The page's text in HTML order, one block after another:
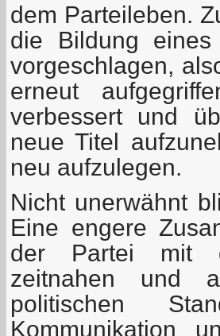
dem Parteileben.
die Bildung eines
vorgeschlagen,
erneut
verbessert und
neue Titel
neu aufzulegen.
Nicht unerwähnt
Eine engere
der Partei mit
zeitnahen und
politischen
Kommunikation